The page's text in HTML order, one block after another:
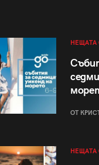
НЕЩАТА
ОТ
НЕЩАТА